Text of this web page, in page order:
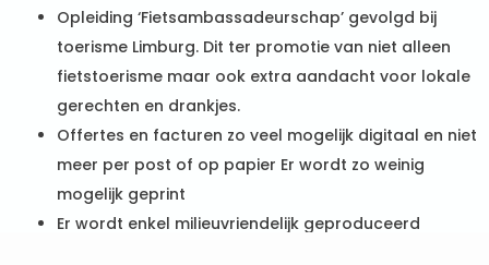
Opleiding ‘Fietsambassadeurschap’ gevolgd bij
toerisme Limburg. Dit ter promotie van niet alleen
fietstoerisme maar ook extra aandacht voor lokale
gerechten en drankjes.
Offertes en facturen zo veel mogelijk digitaal en niet
meer per post of op papier Er wordt zo weinig
mogelijk geprint
Er wordt enkel milieuvriendelijk geproduceerd